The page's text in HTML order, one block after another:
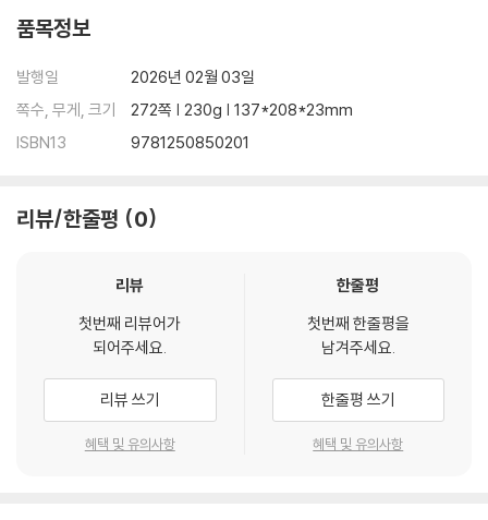
품목정보
발행일
2026년 02월 03일
쪽수, 무게, 크기
272쪽 | 230g | 137*208*23mm
ISBN13
9781250850201
리뷰/한줄평 0
리뷰
첫번째 리뷰어가
되어주세요.
리뷰 쓰기
혜택 및 유의사항
한줄평
첫번째 한줄평을
남겨주세요.
한줄평 쓰기
혜택 및 유의사항